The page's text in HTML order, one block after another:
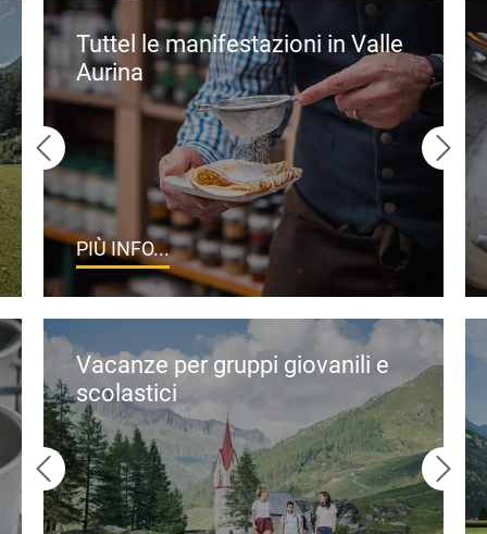
Tuttel le manifestazioni in Valle
Aurina
PIÙ INFO...
Vacanze per gruppi giovanili e
scolastici